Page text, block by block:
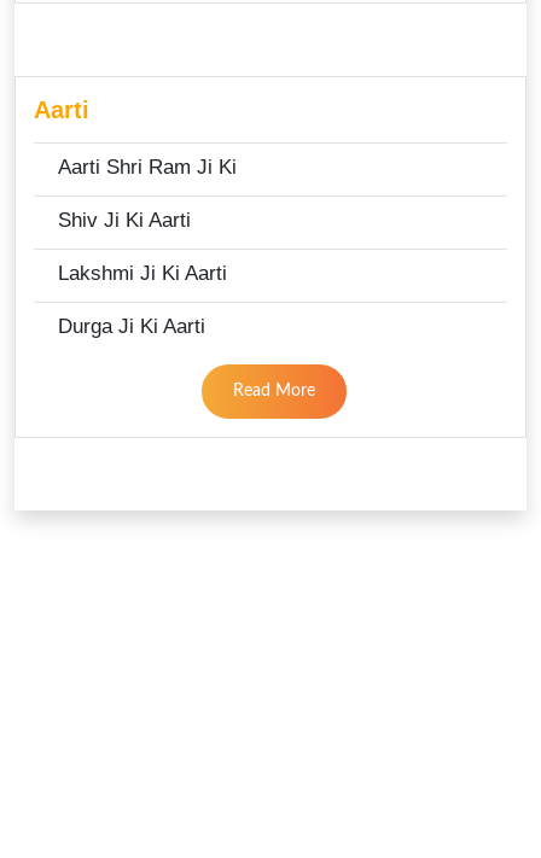
Aarti
Aarti Shri Ram Ji Ki
Shiv Ji Ki Aarti
Lakshmi Ji Ki Aarti
Durga Ji Ki Aarti
Read More